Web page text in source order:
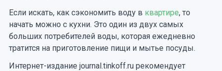
Если искать, как сэкономить воду в квартире, то
начать можно с кухни. Это один из двух самых
больших потребителей воды, которая ежедневно
тратится на приготовление пищи и мытье посуды.
Интернет-издание journal.tinkoff.ru рекомендует